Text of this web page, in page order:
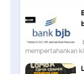
mempertahankan